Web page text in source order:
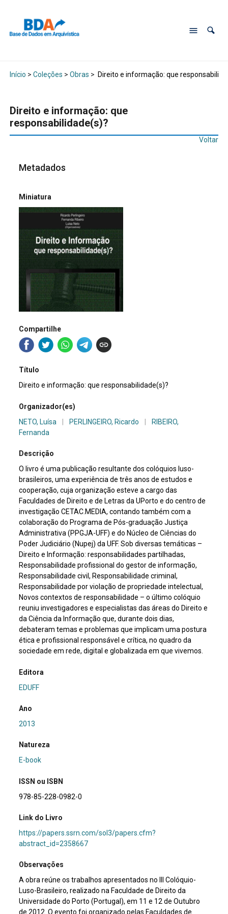
Início > Coleções > Obras > Direito e informação: que
Direito e informação: que
responsabilidade(s)?
Voltar
Metadados
Miniatura
Compartilhe
Título
Direito e informação: que responsabilidade(s)?
Organizador(es)
NETO, Luísa
PERLINGEIRO, Ricardo
RIBEIRO,
Fernanda
Descrição
O livro é uma publicação resultante dos colóquios luso-
brasileiros, uma experiência de três anos de estudos e
cooperação, cuja organização esteve a cargo das
Faculdades de Direito e de Letras da UPorto e do centro de
investigação CETAC.MEDIA, contando também com a
colaboração do Programa de Pós-graduação Justiça
Administrativa (PPGJA-UFF) e do Núcleo de Ciências do
Poder Judiciário (Nupej) da UFF. Sob diversas temáticas –
Direito e Informação: responsabilidades partilhadas,
Responsabilidade profissional do gestor de informação,
Responsabilidade civil, Responsabilidade criminal,
Responsabilidade por violação de propriedade intelectual,
Novos contextos de responsabilidade – o último colóquio
reuniu investigadores e especialistas das áreas do Direito e
da Ciência da Informação que, durante dois dias,
debateram temas e problemas que implicam uma postura
ética e profissional responsável e crítica, no quadro da
sociedade em rede, digital e globalizada em que vivemos.
Editora
EDUFF
Ano
2013
Natureza
E-book
ISSN ou ISBN
978-85-228-0982-0
Link do Livro
https://papers.ssrn.com/sol3/papers.cfm?
abstract_id=2358667
Observações
A obra reúne os trabalhos apresentados no III Colóquio-
Luso-Brasileiro, realizado na Faculdade de Direito da
Universidade do Porto (Portugal), em 11 e 12 de Outubro
de 2012. O evento foi organizado pelas Faculdades de